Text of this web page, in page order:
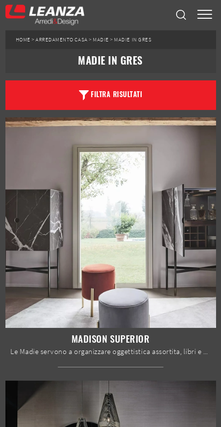
HOME >ARREDAMENTO CASA > MADIE > MADIE IN GRES
MADIE IN GRES
FILTRA RISULTATI
MADISON SUPERIOR
Le Madie servono a organizzare oggettistica assortita, libri e giornali, nonché a valorizzare il locale coniugando alla perfezione doti di praticità ...